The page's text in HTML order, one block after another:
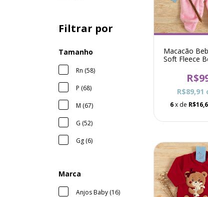
Filtrar por
Tamanho
Rn (58)
P (68)
M (67)
G (52)
Gg (6)
Marca
Anjos Baby (16)
Macacão
Soft Fleece
R$89,91
6x de